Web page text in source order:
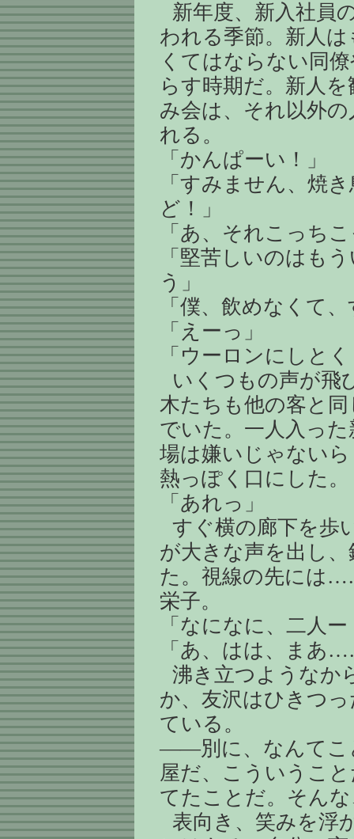
新年度、新入社員
われる季節。新人
くてはならない同
らす時期だ。新人
み会は、それ以外
れる。
「かんぱーい！」
「すみません、焼
ど！」
「あ、それこっち
「堅苦しいのはも
う」
「僕、飲めなくて
「えーっ」
「ウーロンにしと
いくつもの声が飛
木たちも他の客と
でいた。一人入っ
場は嫌いじゃない
熱っぽく口にした。
「あれっ」
すぐ横の廊下を歩
が大きな声を出し
た。視線の先には
栄子。
「なになに、二人
「あ、はは、まあ
沸き立つようなか
か、友沢はひきつ
ている。
――別に、なんてこ
屋だ、こういうこ
てたことだ。そん
表向き、笑みを浮